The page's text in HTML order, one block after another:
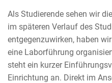
Als Studierende sehen wir
im späteren Verlauf des
entgegenzuwirken, haben
eine Laborführung
steht ein kurzer
Einrichtung an. Direkt im